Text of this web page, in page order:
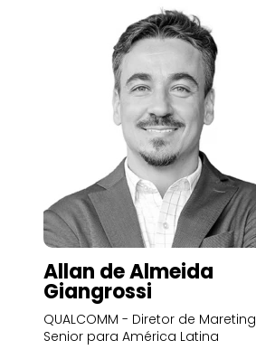
Allan de Almeida
Giangrossi
QUALCOMM - Diretor de Mareting
Senior para América Latina